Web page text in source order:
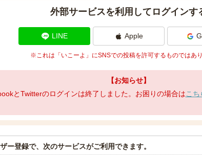
外部サービスを利用してログインす
LINE Apple
※これは「いこーよ」にSNSでの投稿を許可するものではあり
【お知らせ】
とTwitterのログインは終了しました。お困りの場合はこ
ー登録で、次のサービスがご利用できます。